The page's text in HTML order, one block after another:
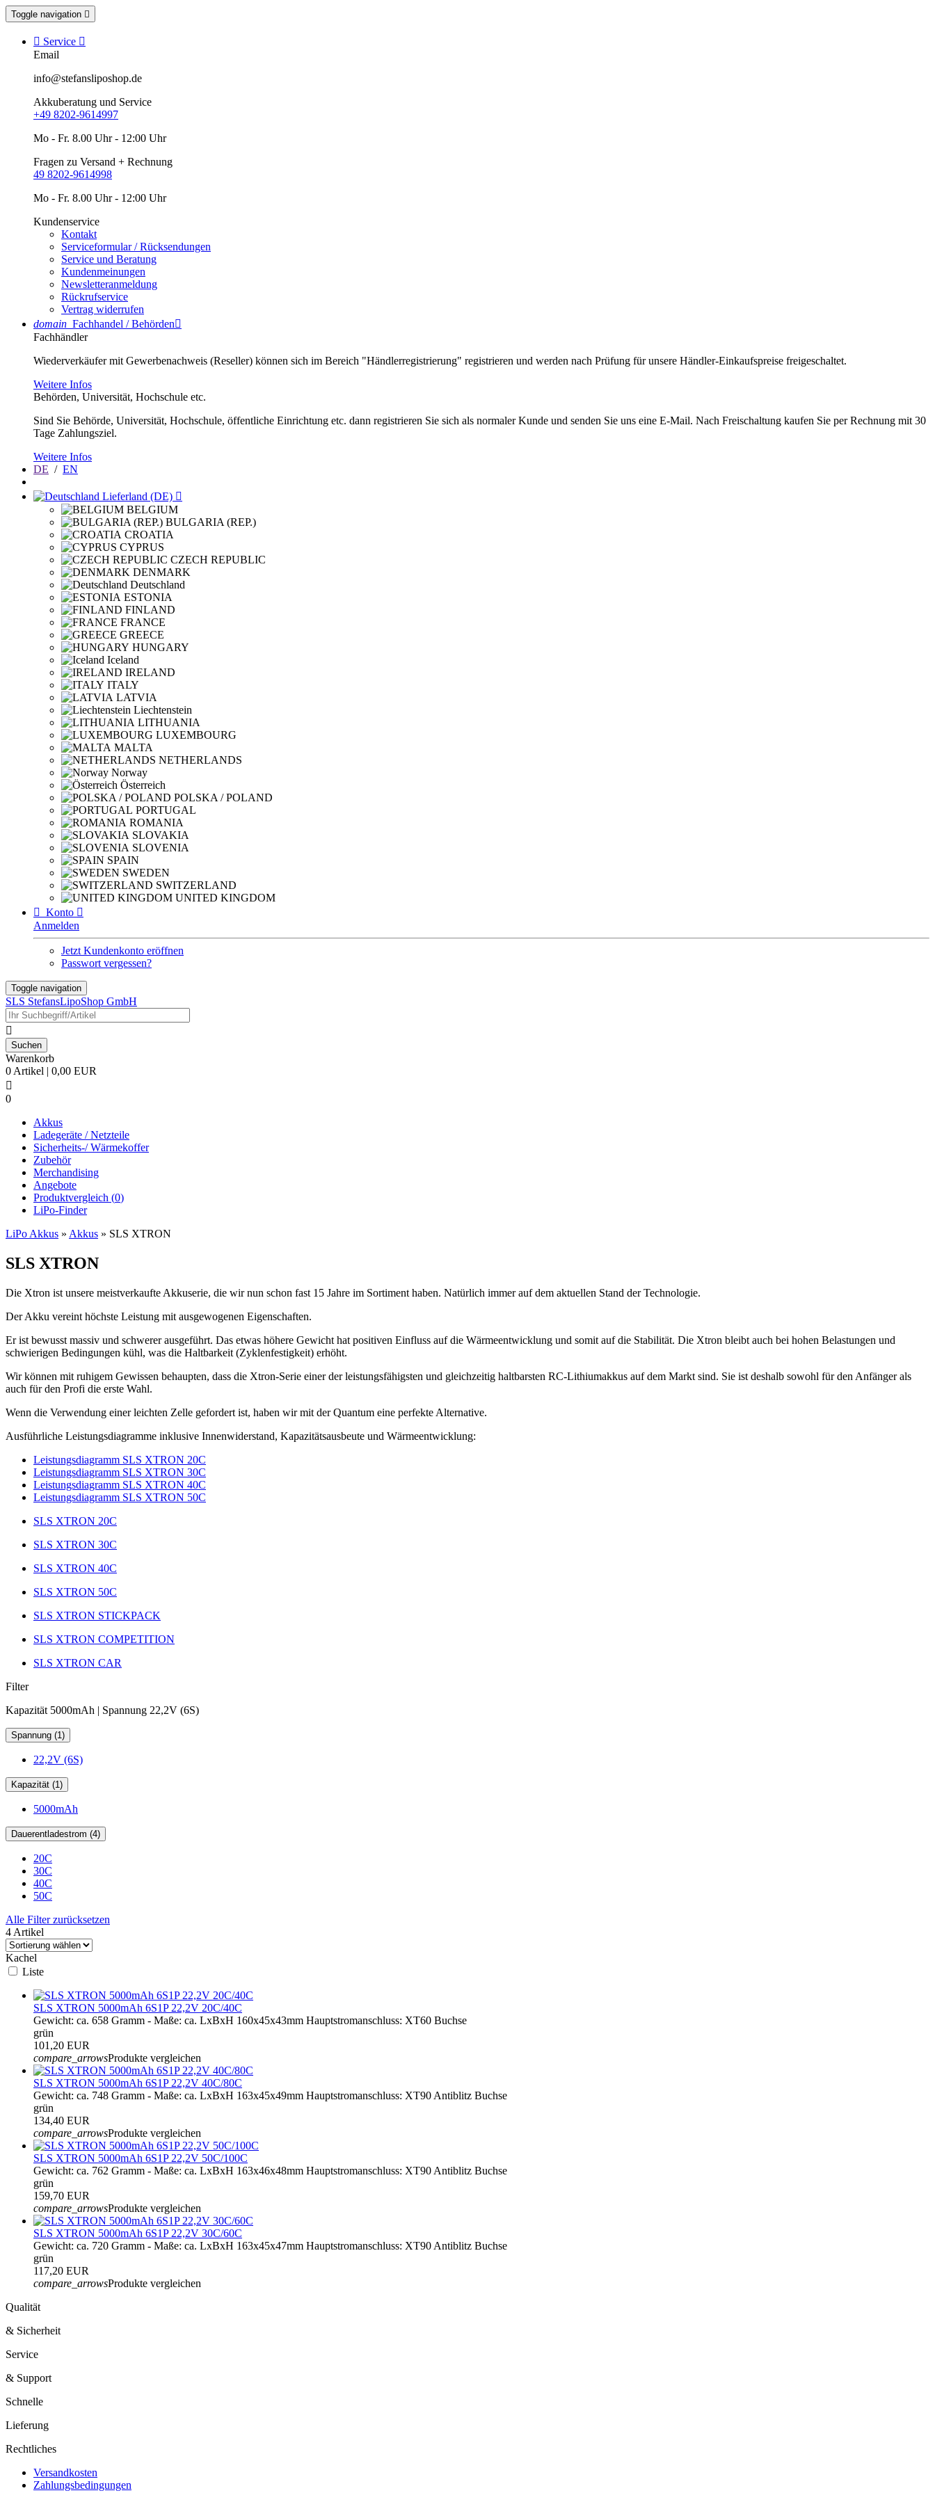
Toggle navigation 
 Service 
Email
info@stefansliposhop.de
Akkuberatung und Service
+49 8202-9614997
Mo - Fr. 8.00 Uhr - 12:00 Uhr
Fragen zu Versand + Rechnung
49 8202-9614998
Mo - Fr. 8.00 Uhr - 12:00 Uhr
Kundenservice
Kontakt
Serviceformular / Rücksendungen
Service und Beratung
Kundenmeinungen
Newsletteranmeldung
Rückrufservice
Vertrag widerrufen
domain Fachhandel / Behörden
Fachhändler
Wiederverkäufer mit Gewerbenachweis (Reseller) können sich im Bereich "Händlerregistrierung" registrieren und werden nach Prüfung für unsere Händler-Einkaufspreise freigeschaltet.
Weitere Infos
Behörden, Universität, Hochschule etc.
Sind Sie Behörde, Universität, Hochschule, öffentliche Einrichtung etc. dann registrieren Sie sich als normaler Kunde und senden Sie uns eine E-Mail. Nach Freischaltung kaufen Sie per Rechnung mit 30
Tage Zahlungsziel.
Weitere Infos
DE / EN
Lieferland (DE) 
BELGIUM
BULGARIA (REP.)
CROATIA
CYPRUS
CZECH REPUBLIC
DENMARK
Deutschland
ESTONIA
FINLAND
FRANCE
GREECE
HUNGARY
Iceland
IRELAND
ITALY
LATVIA
Liechtenstein
LITHUANIA
LUXEMBOURG
MALTA
NETHERLANDS
Norway
Österreich
POLSKA / POLAND
PORTUGAL
ROMANIA
SLOVAKIA
SLOVENIA
SPAIN
SWEDEN
SWITZERLAND
UNITED KINGDOM
 Konto 
Anmelden
Jetzt Kundenkonto eröffnen
Passwort vergessen?
Toggle navigation
SLS StefansLipoShop GmbH

Warenkorb
0 Artikel | 0,00 EUR

0
Akkus
Ladegeräte / Netzteile
Sicherheits-/ Wärmekoffer
Zubehör
Merchandising
Angebote
Produktvergleich (0)
LiPo-Finder
LiPo Akkus » Akkus » SLS XTRON
SLS XTRON
Die Xtron ist unsere meistverkaufte Akkuserie, die wir nun schon fast 15 Jahre im Sortiment haben. Natürlich immer auf dem aktuellen Stand der Technologie.
Der Akku vereint höchste Leistung mit ausgewogenen Eigenschaften.
Er ist bewusst massiv und schwerer ausgeführt. Das etwas höhere Gewicht hat positiven Einfluss auf die Wärmeentwicklung und somit auf die Stabilität. Die Xtron bleibt auch bei hohen Belastungen und
schwierigen Bedingungen kühl, was die Haltbarkeit (Zyklenfestigkeit) erhöht.
Wir können mit ruhigem Gewissen behaupten, dass die Xtron-Serie einer der leistungsfähigsten und gleichzeitig haltbarsten RC-Lithiumakkus auf dem Markt sind. Sie ist deshalb sowohl für den Anfänger als
auch für den Profi die erste Wahl.
Wenn die Verwendung einer leichten Zelle gefordert ist, haben wir mit der Quantum eine perfekte Alternative.
Ausführliche Leistungsdiagramme inklusive Innenwiderstand, Kapazitätsausbeute und Wärmeentwicklung:
Leistungsdiagramm SLS XTRON 20C
Leistungsdiagramm SLS XTRON 30C
Leistungsdiagramm SLS XTRON 40C
Leistungsdiagramm SLS XTRON 50C
SLS XTRON 20C
SLS XTRON 30C
SLS XTRON 40C
SLS XTRON 50C
SLS XTRON STICKPACK
SLS XTRON COMPETITION
SLS XTRON CAR
Filter
Kapazität 5000mAh | Spannung 22,2V (6S)
Spannung (1)
22,2V (6S)
Kapazität (1)
5000mAh
Dauerentladestrom (4)
20C
30C
40C
50C
Alle Filter zurücksetzen
4 Artikel
Kachel
Liste
SLS XTRON 5000mAh 6S1P 22,2V 20C/40C
Gewicht: ca. 658 Gramm - Maße: ca. LxBxH 160x45x43mm Hauptstromanschluss: XT60 Buchse
grün
101,20 EUR
compare_arrowsProdukte vergleichen
SLS XTRON 5000mAh 6S1P 22,2V 40C/80C
Gewicht: ca. 748 Gramm - Maße: ca. LxBxH 163x45x49mm Hauptstromanschluss: XT90 Antiblitz Buchse
grün
134,40 EUR
compare_arrowsProdukte vergleichen
SLS XTRON 5000mAh 6S1P 22,2V 50C/100C
Gewicht: ca. 762 Gramm - Maße: ca. LxBxH 163x46x48mm Hauptstromanschluss: XT90 Antiblitz Buchse
grün
159,70 EUR
compare_arrowsProdukte vergleichen
SLS XTRON 5000mAh 6S1P 22,2V 30C/60C
Gewicht: ca. 720 Gramm - Maße: ca. LxBxH 163x45x47mm Hauptstromanschluss: XT90 Antiblitz Buchse
grün
117,20 EUR
compare_arrowsProdukte vergleichen
Qualität
& Sicherheit
Service
& Support
Schnelle
Lieferung
Rechtliches
Versandkosten
Zahlungsbedingungen